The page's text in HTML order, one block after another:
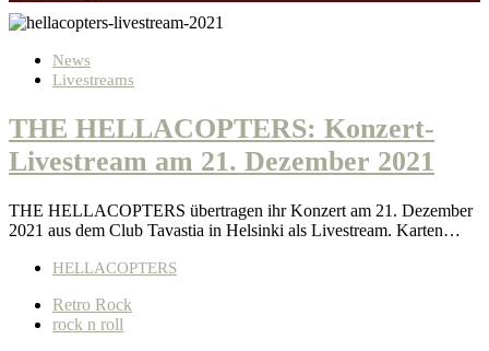
News
Livestreams
THE HELLACOPTERS: Konzert-
Livestream am 21. Dezember 2021
THE HELLACOPTERS übertragen ihr Konzert am 21. Dezember
2021 aus dem Club Tavastia in Helsinki als Livestream. Karten…
HELLACOPTERS
Retro Rock
rock n roll